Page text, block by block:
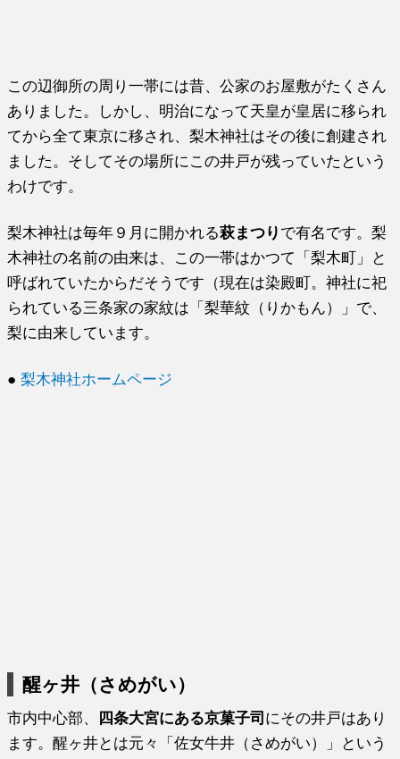
この辺御所の周り一帯には昔、公家のお屋敷がたくさん
ありました。しかし、明治になって天皇が皇居に移られ
てから全て東京に移され、梨木神社はその後に創建され
ました。そしてその場所にこの井戸が残っていたという
わけです。
梨木神社は毎年９月に開かれる萩まつり で有名です。梨
木神社の名前の由来は、この一帯はかつて「梨木町」と
呼ばれていたからだそうです（現在は染殿町。神社に祀
られている三条家の家紋は「梨華紋（りかもん）」で、
梨に由来しています。
●梨木神社ホームページ
醒ヶ井（さめがい）
市内中心部、 四条大宮にある京菓子司 にその井戸はあり
ます。醒ヶ井とは元々「佐女牛井（さめがい）」という